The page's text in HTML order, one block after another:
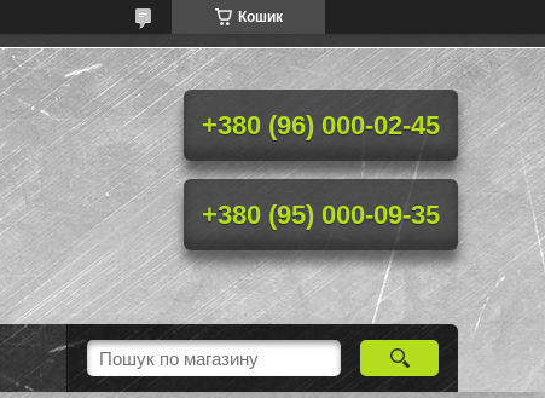
Кошик
+380 (96) 000-02-45
+380 (95) 000-09-35